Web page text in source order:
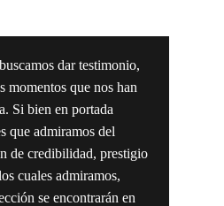
dar testimonio,
momentos que nos han
Si bien en portada
que admiramos del
de credibilidad, prestigio
cuales admiramos,
se encontrarán en